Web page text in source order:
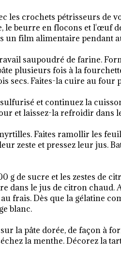
les crochets pétrisseurs de
le beurre en flocons et l'œuf
un film alimentaire pendant
saupoudré de farine.
plusieurs fois à la
secs. Faites-la cuire au four
et continuez la
et laissez-la refroidir dans
Faites ramollir les
zeste et pressez leur jus.
g de sucre et les zestes de
dans le jus de citron chaud.
frais. Dès que la gélatine
blanc.
la pâte dorée, de façon à
la menthe. Décorez la